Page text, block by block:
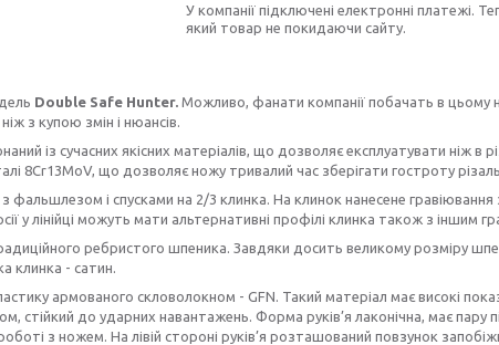
У компанії підключені електронні платежі.
який товар не покидаючи сайту.
Double Safe Hunter. Можливо, фанати компанії побачать в цьому
з купою змін і нюансів.
із сучасних якісних матеріалів, що дозволяє експлуатувати ніж в
8Cr13MoV, що дозволяє ножу тривалий час зберігати гостроту
і спусками на 2/3 клинка. На клинок нанесене гравіювання
у лінійці можуть мати альтернативні профілі клинка також з іншим
ребристого шпеника. Завдяки досить великому розміру
клинка - сатин.
армованого скловолокном - GFN. Такий матеріал має високі
стійкий до ударних навантажень. Форма руків’я лаконічна, має пару
з ножем. На лівій стороні руків’я розташований повзунок